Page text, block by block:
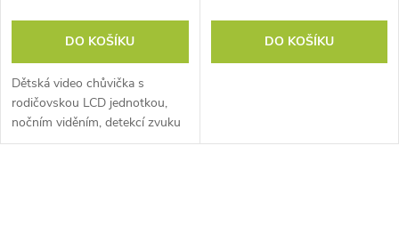
DO KOŠÍKU
Dětská video chůvička s
rodičovskou LCD jednotkou,
nočním viděním, detekcí zvuku
a teploty, obousměrnou
DO KOŠÍKU